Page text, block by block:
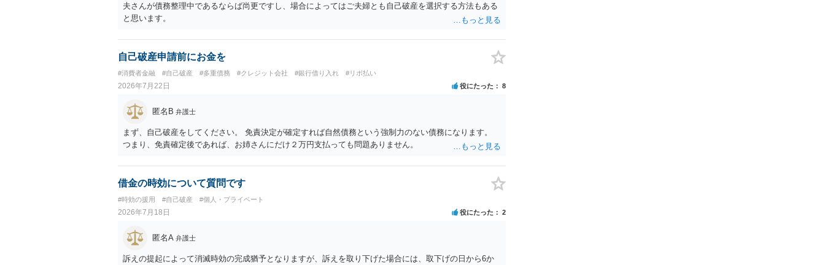
夫さんが債務整理中であるならば尚更ですし、場合によってはご夫婦とも自己破産を選択する方法もある
と思います。
自己破産申請前にお金を
#消費者金融 #自己破産 #多重債務 #クレジット会社 #銀行借り入れ #リボ払い
2026年7月22日 役にたった 8
匿名B 弁護士
まず、自己破産をしてください。 免責決定が確定すれば自然債務という強制力のない債務になります。
つまり、免責確定後であれば、お姉さんにだけ２万円支払っても問題ありません。
借金の時効について質問です
#時効の援用 #自己破産 #個人・プライベート
2026年7月18日 役にたった 2
匿名A 弁護士
訴えの提起によって消滅時効の完成猶予となりますが、訴えを取り下げた場合には、取下げの日から6か